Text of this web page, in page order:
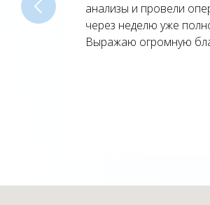
анализы и провели
через неделю уже
Выражаю огромную